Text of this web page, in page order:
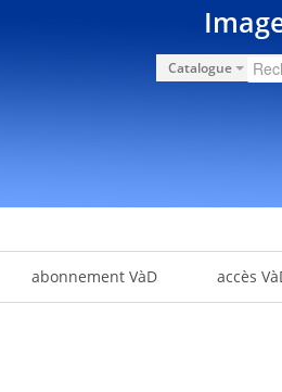
Catalogue
abonnement VàD accès